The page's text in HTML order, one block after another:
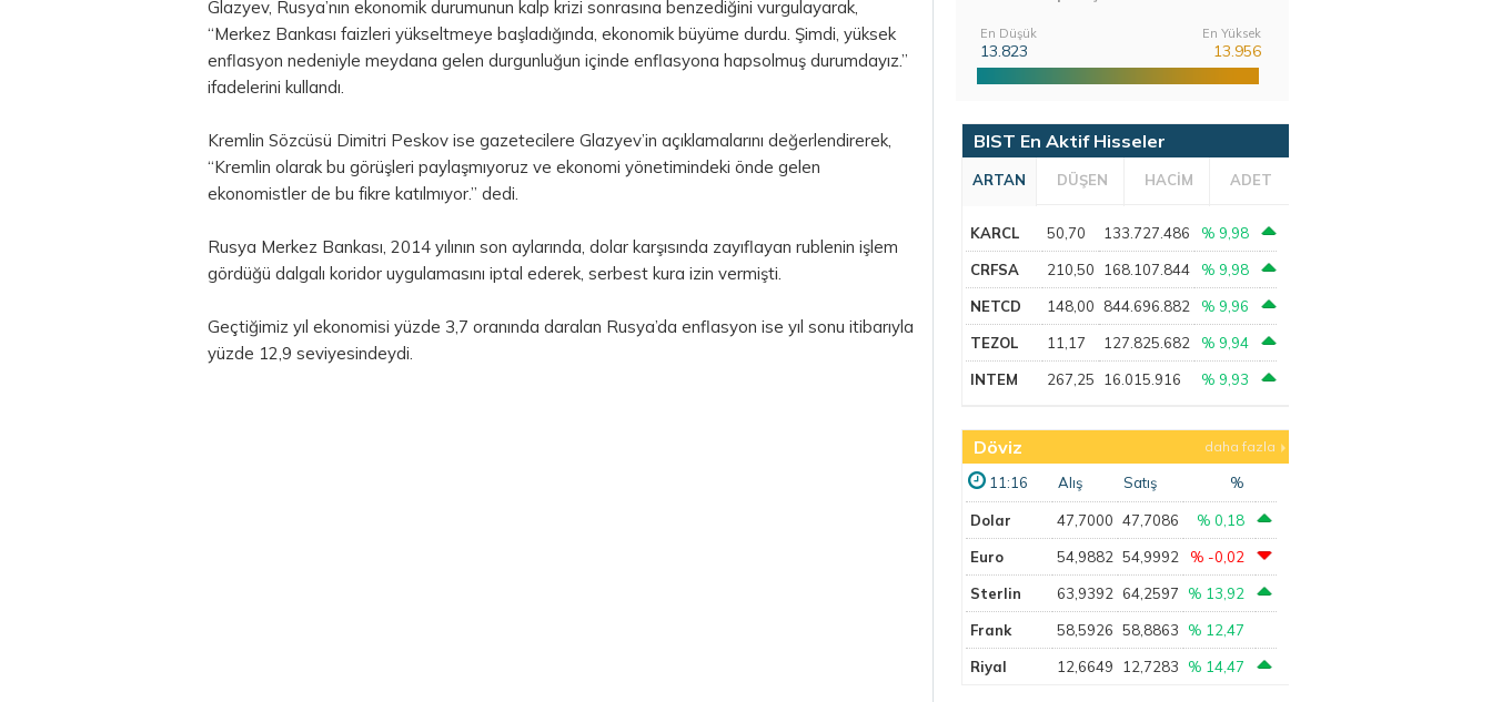
Glazyev, Rusya’nın ekonomik durumunun kalp krizi sonrasına benzediğini vurgulayarak,
“Merkez Bankası faizleri yükseltmeye başladığında, ekonomik büyüme durdu. Şimdi, yüksek
enflasyon nedeniyle meydana gelen durgunluğun içinde enflasyona hapsolmuş durumdayız.”
ifadelerini kullandı.
Kremlin Sözcüsü Dimitri Peskov ise gazetecilere Glazyev’in açıklamalarını değerlendirerek,
“Kremlin olarak bu görüşleri paylaşmıyoruz ve ekonomi yönetimindeki önde gelen
ekonomistler de bu fikre katılmıyor.” dedi.
Rusya Merkez Bankası, 2014 yılının son aylarında, dolar karşısında zayıflayan rublenin işlem
gördüğü dalgalı koridor uygulamasını iptal ederek, serbest kura izin vermişti.
Geçtiğimiz yıl ekonomisi yüzde 3,7 oranında daralan Rusya’da enflasyon ise yıl sonu itibarıyla
yüzde 12,9 seviyesindeydi.
En Düşük
13.823
En Yüksek
13.956
BIST En Aktif Hisseler
ARTAN DÜŞEN HACİM ADET
KARCL 50,70 133.727.486 % 9,98
CRFSA 210,50 168.107.844 % 9,98
NETCD 148,00 844.696.882 % 9,96
TEZOL 11,17 127.825.682 % 9,94
INTEM 267,25 16.015.916 % 9,93
Döviz daha fazla
11:16 Alış Satış %
Dolar 47,7000 47,7086 % 0,18
Euro 54,9882 54,9992 % -0,02
Sterlin 63,9392 64,2597 % 13,92
Frank 58,5926 58,8863 % 12,47
Riyal 12,6649 12,7283 % 14,47